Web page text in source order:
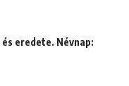
eredete. Névnap: